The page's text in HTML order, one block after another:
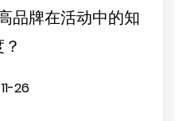
品牌在活动中的知
26